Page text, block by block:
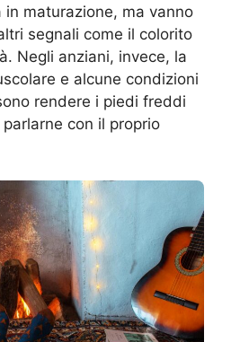
in maturazione, ma vanno
segnali come il colorito
Negli anziani, invece, la
e alcune condizioni
rendere i piedi freddi
con il proprio